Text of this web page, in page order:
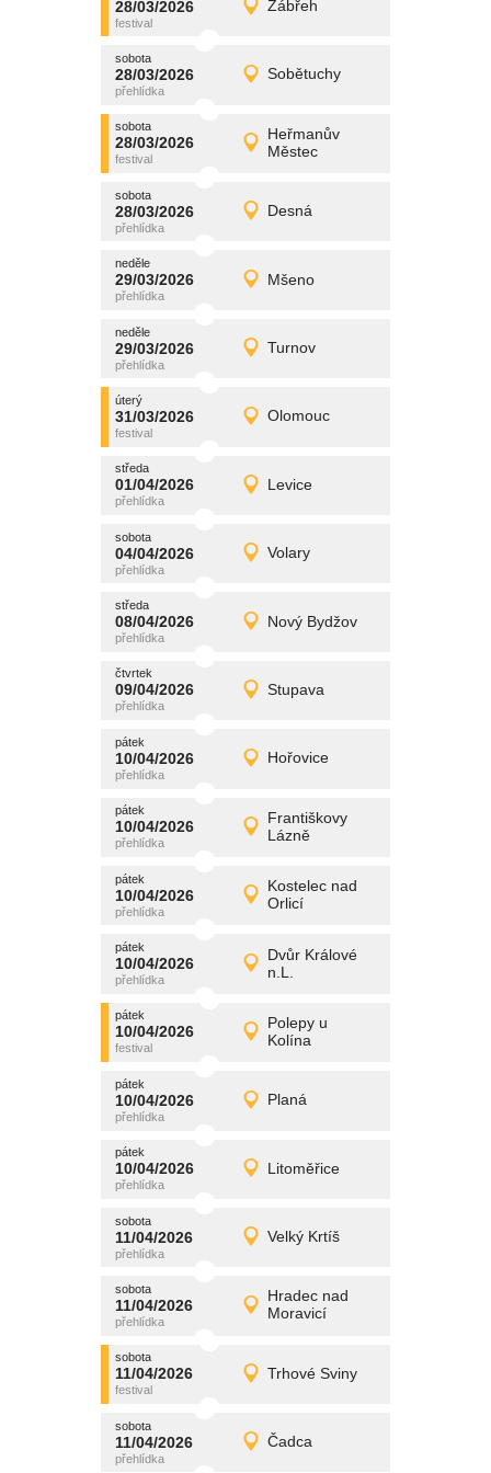
28/03/2026 Zábřeh
sobota
28/03/2026 Detail
sobota
28/03/2026 Sobětuchy
sobota
28/03/2026 Detail
promítání
sobota
28/03/2026
Heřmanův
Městec
sobota
28/03/2026 Detail
promítání
sobota
28/03/2026 Desná
sobota
28/03/2026 Detail
promítání
neděle
29/03/2026 Mšeno
neděle
29/03/2026 Detail
promítání
neděle
29/03/2026 Turnov
neděle
29/03/2026 Detail
promítání
úterý
31/03/2026 Olomouc
úterý
31/03/2026 Detail
promítání
středa
01/04/2026 Levice
středa
01/04/2026 Detail
promítání
sobota
04/04/2026 Volary
sobota
04/04/2026 Detail
promítání
středa
08/04/2026 Nový Bydžov
středa
08/04/2026 Detail
promítání
čtvrtek
09/04/2026 Stupava
čtvrtek
09/04/2026 Detail
promítání
pátek
10/04/2026 Hořovice
pátek
10/04/2026 Detail
promítání
pátek
10/04/2026
Františkovy
Lázně
pátek
10/04/2026 Detail
promítání
pátek
10/04/2026
Kostelec nad
Orlicí
pátek
10/04/2026 Detail
promítání
pátek
10/04/2026
Dvůr Králové
n.L.
pátek
10/04/2026 Detail
promítání
pátek
10/04/2026
Polepy u
Kolína
pátek
10/04/2026 Detail
promítání
pátek
10/04/2026 Planá
pátek
10/04/2026 Detail
promítání
pátek
10/04/2026 Litoměřice
pátek
10/04/2026 Detail
promítání
sobota
11/04/2026 Velký Krtíš
sobota
11/04/2026 Detail
promítání
sobota
11/04/2026
Hradec nad
Moravicí
sobota
11/04/2026 Detail
promítání
sobota
11/04/2026 Trhové Sviny
sobota
11/04/2026 Detail
promítání
sobota
11/04/2026 Čadca
sobota
11/04/2026 Detail
promítání